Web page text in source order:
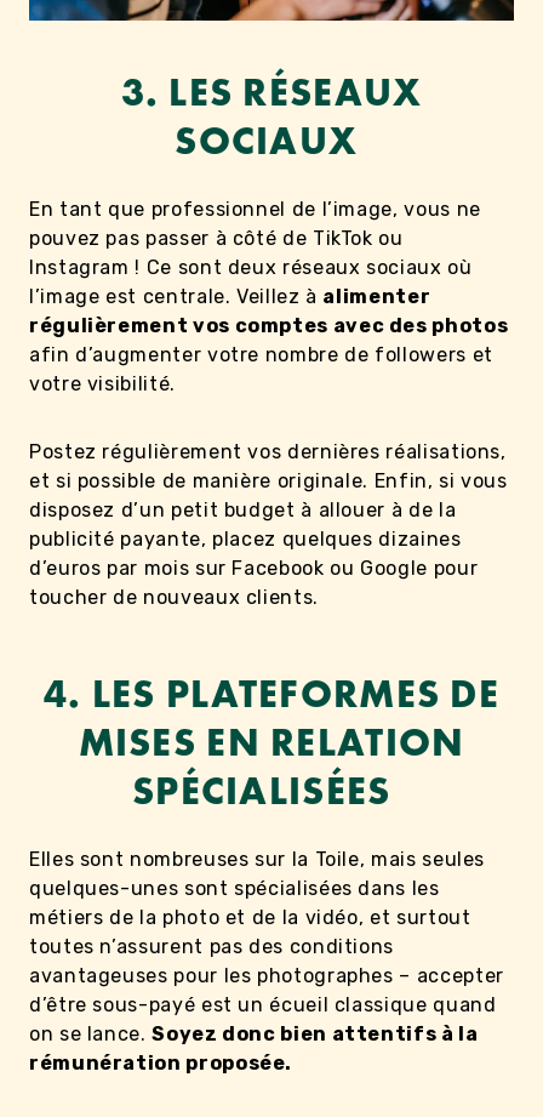
3. LES RÉSEAUX
SOCIAUX
En tant que professionnel de l’image, vous ne
pouvez pas passer à côté de TikTok ou
Instagram ! Ce sont deux réseaux sociaux où
l’image est centrale. Veillez à alimenter
régulièrement vos comptes avec des photos
afin d’augmenter votre nombre de followers et
votre visibilité.
Postez régulièrement vos dernières réalisations,
et si possible de manière originale. Enfin, si vous
disposez d’un petit budget à allouer à de la
publicité payante, placez quelques dizaines
d’euros par mois sur Facebook ou Google pour
toucher de nouveaux clients.
4. LES PLATEFORMES DE
MISES EN RELATION
SPÉCIALISÉES
Elles sont nombreuses sur la Toile, mais seules
quelques-unes sont spécialisées dans les
métiers de la photo et de la vidéo, et surtout
toutes n’assurent pas des conditions
avantageuses pour les photographes – accepter
d’être sous-payé est un écueil classique quand
on se lance.Soyez donc bien attentifs à la
rémunération proposée.